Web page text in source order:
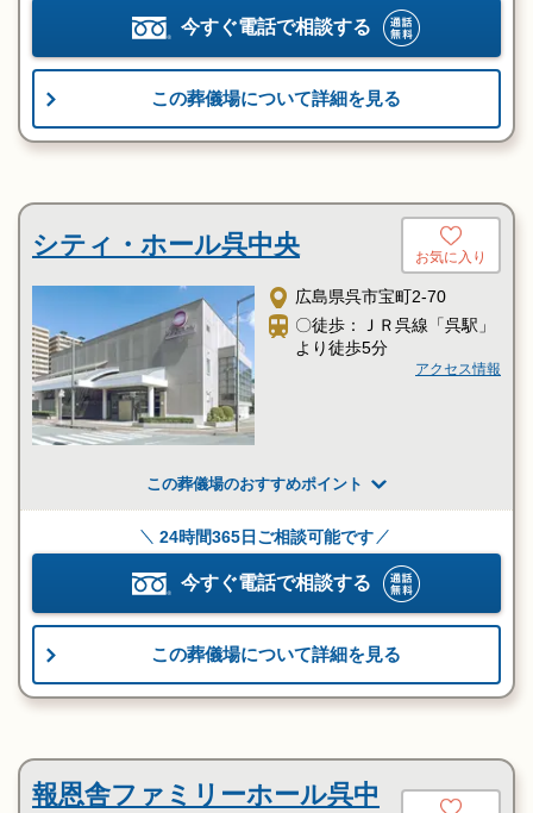
今すぐ電話で相談する
この葬儀場について詳細を見る
シティ・ホール呉中央 お気に入り
広島県呉市宝町2-70
〇徒歩：ＪＲ呉線「呉駅」
より徒歩5分
アクセス情報
この葬儀場のおすすめポイント
24時間365日ご相談可能です
今すぐ電話で相談する
この葬儀場について詳細を見る
報恩舎ファミリーホール呉中